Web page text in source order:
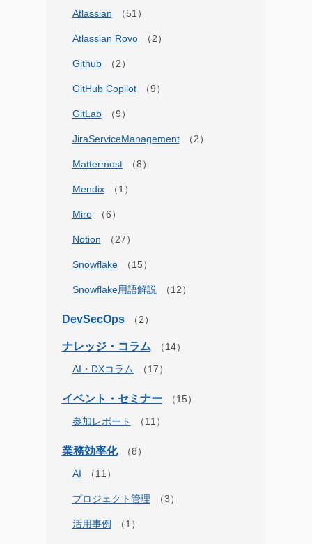
Atlassian
Atlassian Rovo
Github
GitHub Copilot
GitLab
JiraServiceManagement
Mattermost
Mendix
Miro
Notion
Snowflake
Snowflake用語解説
DevSecOps
ナレッジ・コラム
AI・DXコラム
イベント・セミナー
参加レポート
業務効率化
AI
プロジェクト管理
活用事例